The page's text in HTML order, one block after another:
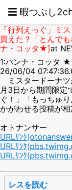
☰ 暇つぶし
「行列えっぐ」ミ
買えた？「とんで
ナ・コッタ★]at
1:パンナ・コッタ ★
26/06/04
ミスタードーナツ
月3日から期間限定
ぐ！」「もっちゅ
かがわせる投稿が相
オトナンサー
URLﾘﾝｸ
URLﾘﾝｸ
URLﾘﾝｸ
レスを読む